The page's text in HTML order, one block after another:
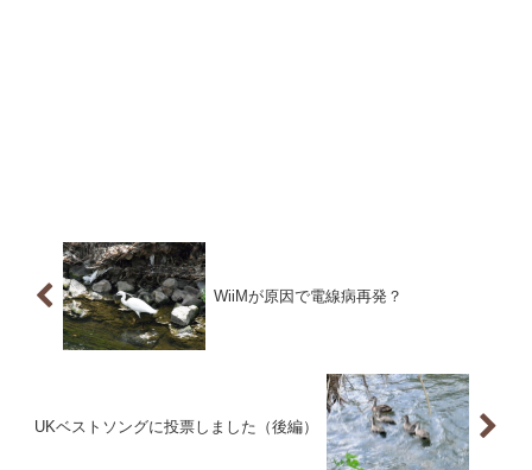
WiiMが原因で電線病再発？
UKベストソングに投票しました（後編）